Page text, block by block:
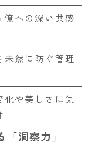
僚への深い共感
未然に防ぐ管理
化や美しさに気
洞察力」